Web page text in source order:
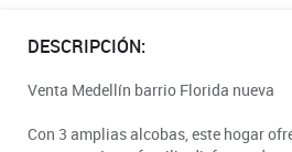
DESCRIPCIÓN:
Venta Medellín barrio Florida nueva
Con 3 amplias alcobas, este hogar